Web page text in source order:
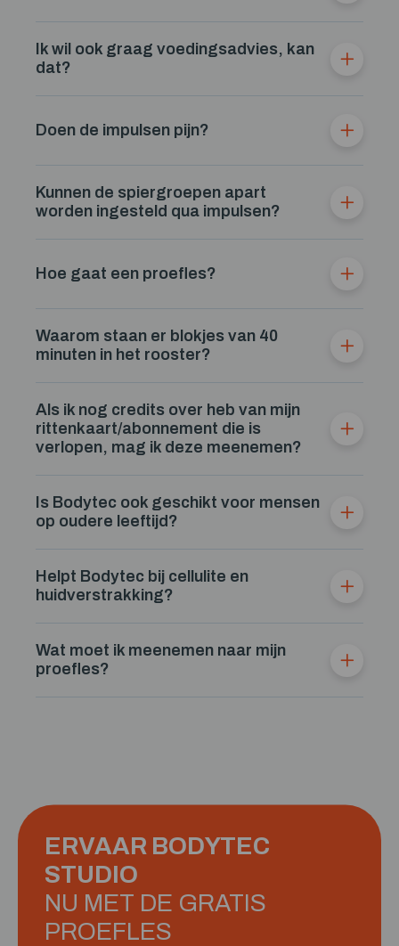
Ik wil ook graag voedingsadvies, kan
dat?
Doen de impulsen pijn?
Kunnen de spiergroepen apart
worden ingesteld qua impulsen?
Hoe gaat een proefles?
Waarom staan er blokjes van 40
minuten in het rooster?
Als ik nog credits over heb van mijn
rittenkaart/abonnement die is
verlopen, mag ik deze meenemen?
Is Bodytec ook geschikt voor mensen
op oudere leeftijd?
Helpt Bodytec bij cellulite en
huidverstrakking?
Wat moet ik meenemen naar mijn
proefles?
ERVAAR BODYTEC
STUDIO
NU MET DE GRATIS
PROEFLES